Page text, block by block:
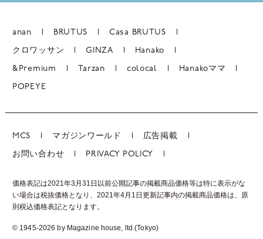
anan BRUTUS Casa BRUTUS
クロワッサン GINZA Hanako
&Premium Tarzan colocal Hanakoママ
POPEYE
MCS マガジンワールド 広告掲載
お問い合わせ PRIVACY POLICY
価格表記は2021年3月31日以前公開記事の掲載商品価格等は特に表示がな
い場合は税抜価格となり、2021年4月1日更新記事内の掲載商品価格は、 原
則税込価格表記となります。
© 1945-2026 by Magazine house, ltd.(Tokyo)